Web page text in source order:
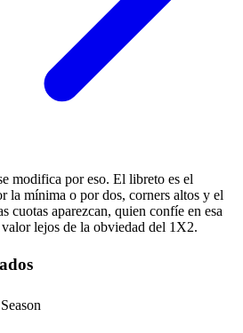
modifica por eso. El libreto es el
la mínima o por dos, corners altos y el
cuotas aparezcan, quien confíe en esa
lejos de la obviedad del 1X2.